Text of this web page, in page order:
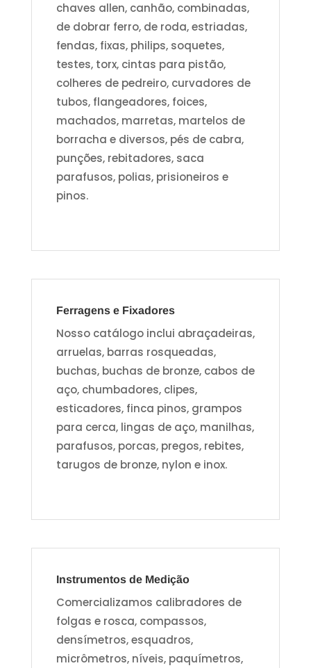
chaves allen, canhão, combinadas,
de dobrar ferro, de roda, estriadas,
fendas, fixas, philips, soquetes,
testes, torx, cintas para pistão,
colheres de pedreiro, curvadores de
tubos, flangeadores, foices,
machados, marretas, martelos de
borracha e diversos, pés de cabra,
punções, rebitadores, saca
parafusos, polias, prisioneiros e
pinos.
Ferragens e Fixadores
Nosso catálogo inclui abraçadeiras,
arruelas, barras rosqueadas,
buchas, buchas de bronze, cabos de
aço, chumbadores, clipes,
esticadores, finca pinos, grampos
para cerca, lingas de aço, manilhas,
parafusos, porcas, pregos, rebites,
tarugos de bronze, nylon e inox.
Instrumentos de Medição
Comercializamos calibradores de
folgas e rosca, compassos,
densímetros, esquadros,
micrômetros, níveis, paquímetros,